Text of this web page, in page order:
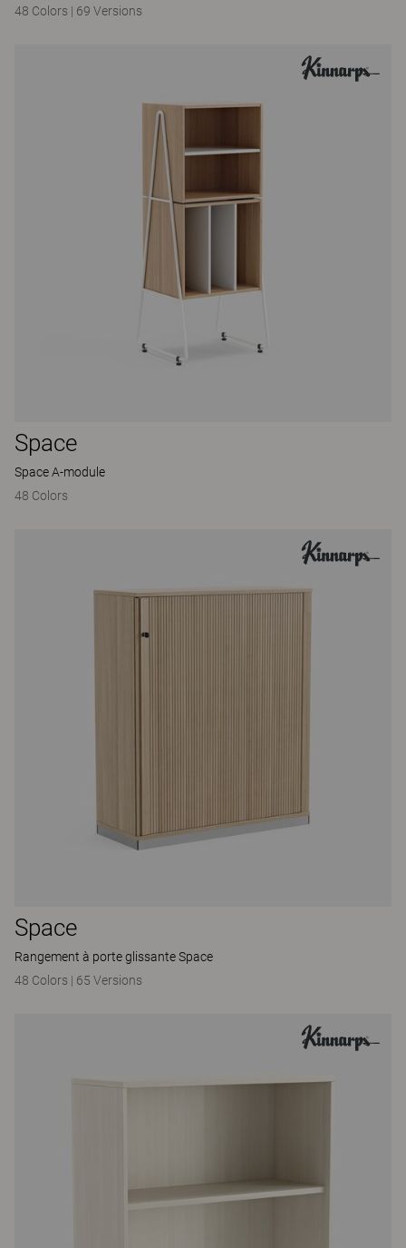
48 Colors | 69 Versions
Space
Space A-module
48 Colors
Space
Rangement à porte glissante Space
48 Colors | 65 Versions